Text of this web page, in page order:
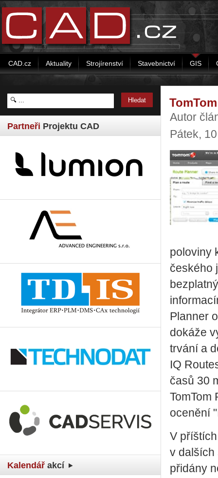
CAD.cz Aktuality Strojírenství Stavebnictví GIS
Partneři Projektu CAD
Kalendář akcí
Autor
Pátek,
poloviny
českého
Planner
dokáže
trvání a
IQ
časů 30
TomTom
ocenění
V
v dalších
přidány